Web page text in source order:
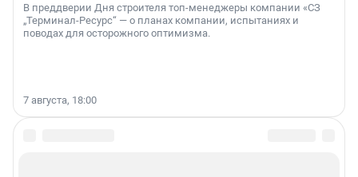
В преддверии Дня строителя топ-менеджеры компании «СЗ
„Терминал-Ресурс“ — о планах компании, испытаниях и
поводах для осторожного оптимизма.
7 августа, 18:00